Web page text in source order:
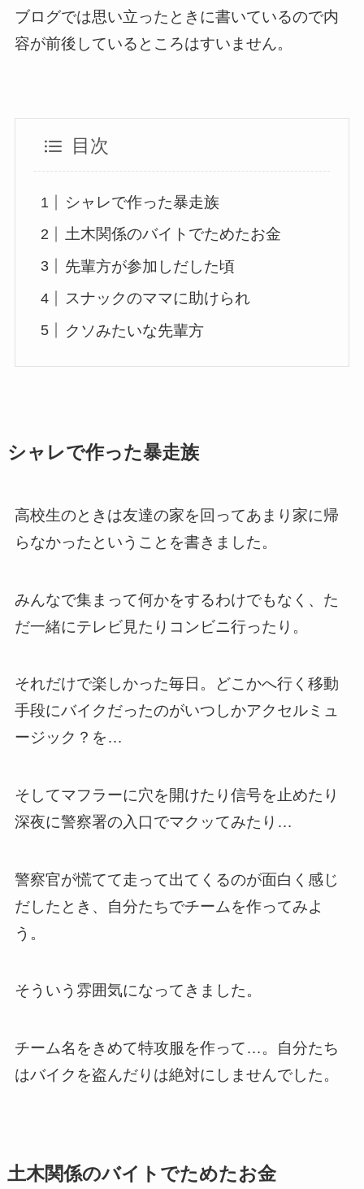
ブログでは思い立ったときに書いているので内
容が前後しているところはすいません。
目次
シャレで作った暴走族
土木関係のバイトでためたお金
先輩方が参加しだした頃
スナックのママに助けられ
クソみたいな先輩方
シャレで作った暴走族
高校生のときは友達の家を回ってあまり家に帰
らなかったということを書きました。
みんなで集まって何かをするわけでもなく、た
だ一緒にテレビ見たりコンビニ行ったり。
それだけで楽しかった毎日。どこかへ行く移動
手段にバイクだったのがいつしかアクセルミュ
ージック？を…
そしてマフラーに穴を開けたり信号を止めたり
深夜に警察署の入口でマクッてみたり…
警察官が慌てて走って出てくるのが面白く感じ
だしたとき、自分たちでチームを作ってみよ
う。
そういう雰囲気になってきました。
チーム名をきめて特攻服を作って…。自分たち
はバイクを盗んだりは絶対にしませんでした。
土木関係のバイトでためたお金